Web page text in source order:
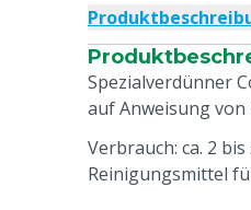
Spezialverdünner
auf Anweisung von
Verbrauch: ca. 2
Reinigungsmittel